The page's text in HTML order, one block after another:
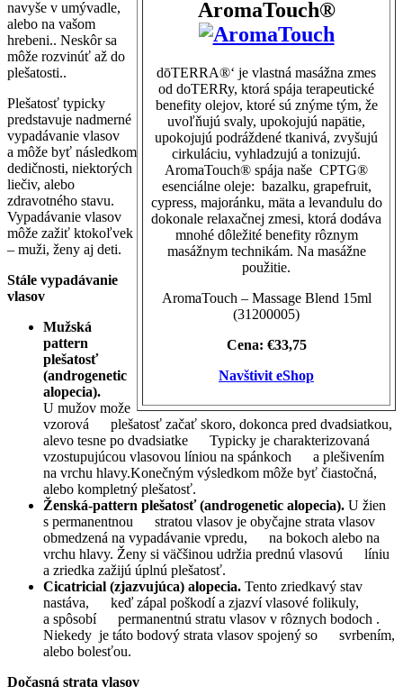
AromaTouch®
dōTERRA®‘ je vlastná masážna zmes
od doTERRy, ktorá spája terapeutické
benefity olejov, ktoré sú znýme tým, že
uvoľňujú svaly, upokojujú napätie,
upokojujú podráždené tkanivá, zvyšujú
cirkuláciu, vyhladzujú a tonizujú.
AromaTouch® spája naše CPTG®
esenciálne oleje: bazalku, grapefruit,
cypress, majoránku, mäta a levandulu do
dokonale relaxačnej zmesi, ktorá dodáva
mnohé dôležité benefity rôznym
masážnym technikám. Na masážne
použitie.
AromaTouch – Massage Blend 15ml
(31200005)
Cena: €33,75
Navštivit eShop
navyše v umývadle,
alebo na vašom
hrebeni.. Neskôr sa
môže rozvinúť až do
plešatosti..
Plešatosť typicky
predstavuje nadmerné
vypadávanie vlasov
a môže byť následkom
dedičnosti, niektorých
liečiv, alebo
zdravotného stavu.
Vypadávanie vlasov
môže zažiť ktokoľvek
– muži, ženy aj deti.
Stále vypadávanie
vlasov
Mužská
pattern
plešatosť
(androgenetic
alopecia).
U mužov može
vzorová plešatosť začať skoro, dokonca pred dvadsiatkou,
alevo tesne po dvadsiatke Typicky je charakterizovaná
vzostupujúcou vlasovou líniou na spánkoch a plešivením
na vrchu hlavy.Konečným výsledkom môže byť čiastočná,
alebo kompletný plešatosť.
Ženská-pattern plešatosť (androgenetic alopecia). U žien
s permanentnou stratou vlasov je obyčajne strata vlasov
obmedzená na vypadávanie vpredu, na bokoch alebo na
vrchu hlavy. Ženy si väčšinou udržia prednú vlasovú líniu
a zriedka zažijú úplnú plešatosť.
Cicatricial (zjazvujúca) alopecia. Tento zriedkavý stav
nastáva, keď zápal poškodí a zjazví vlasové folikuly,
a spôsobí permanentnú stratu vlasov v rôznych bodoch .
Niekedy je táto bodový strata vlasov spojený so svrbením,
alebo bolesťou.
Dočasná strata vlasov